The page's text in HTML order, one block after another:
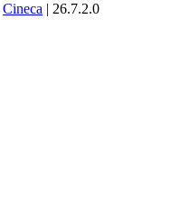
Cineca | 26.7.2.0